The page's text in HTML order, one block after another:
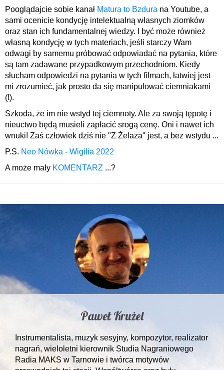
Pooglądajcie sobie kanał Matura to Bzdura na Youtube, a
sami ocenicie kondycję intelektualną własnych ziomków
oraz stan ich fundamentalnej wiedzy. I być może również
własną kondycję w tych materiach, jeśli starczy Wam
odwagi by samemu próbować odpowiadać na pytania, które
są tam zadawane przypadkowym przechodniom. Kiedy
słucham odpowiedzi na pytania w tych filmach, łatwiej jest
mi zrozumieć, jak prosto da się manipulować ciemniakami
(!).
Szkoda, że im nie wstyd tej ciemnoty. Ale za swoją tępotę i
nieuctwo będą musieli zapłacić srogą cenę. Oni i nawet ich
wnuki! Zaś człowiek dziś nie "Z Żelaza" jest, a bez wstydu ...
P.S. Neo Nówka - Wigilia 2022
A może mały KOMENTARZ ...?
Paweł Krużel
Instrumentalista, muzyk sesyjny, kompozytor, realizator
nagrań, wieloletni kierownik Studia Nagraniowego
Radia MAKS w Tarnowie i twórca motywów